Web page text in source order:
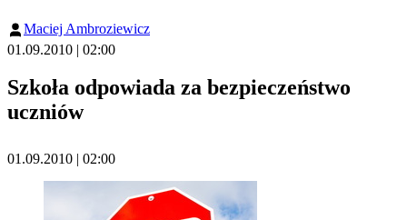
Maciej Ambroziewicz
01.09.2010 | 02:00
Szkoła odpowiada za bezpieczeństwo
uczniów
01.09.2010 | 02:00